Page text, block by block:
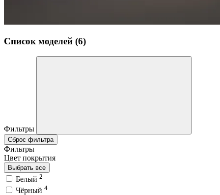
Список моделей (6)
Фильтры
Сброс фильтра
Фильтры
Цвет покрытия
Выбрать все
Белый 2
Чёрный 4